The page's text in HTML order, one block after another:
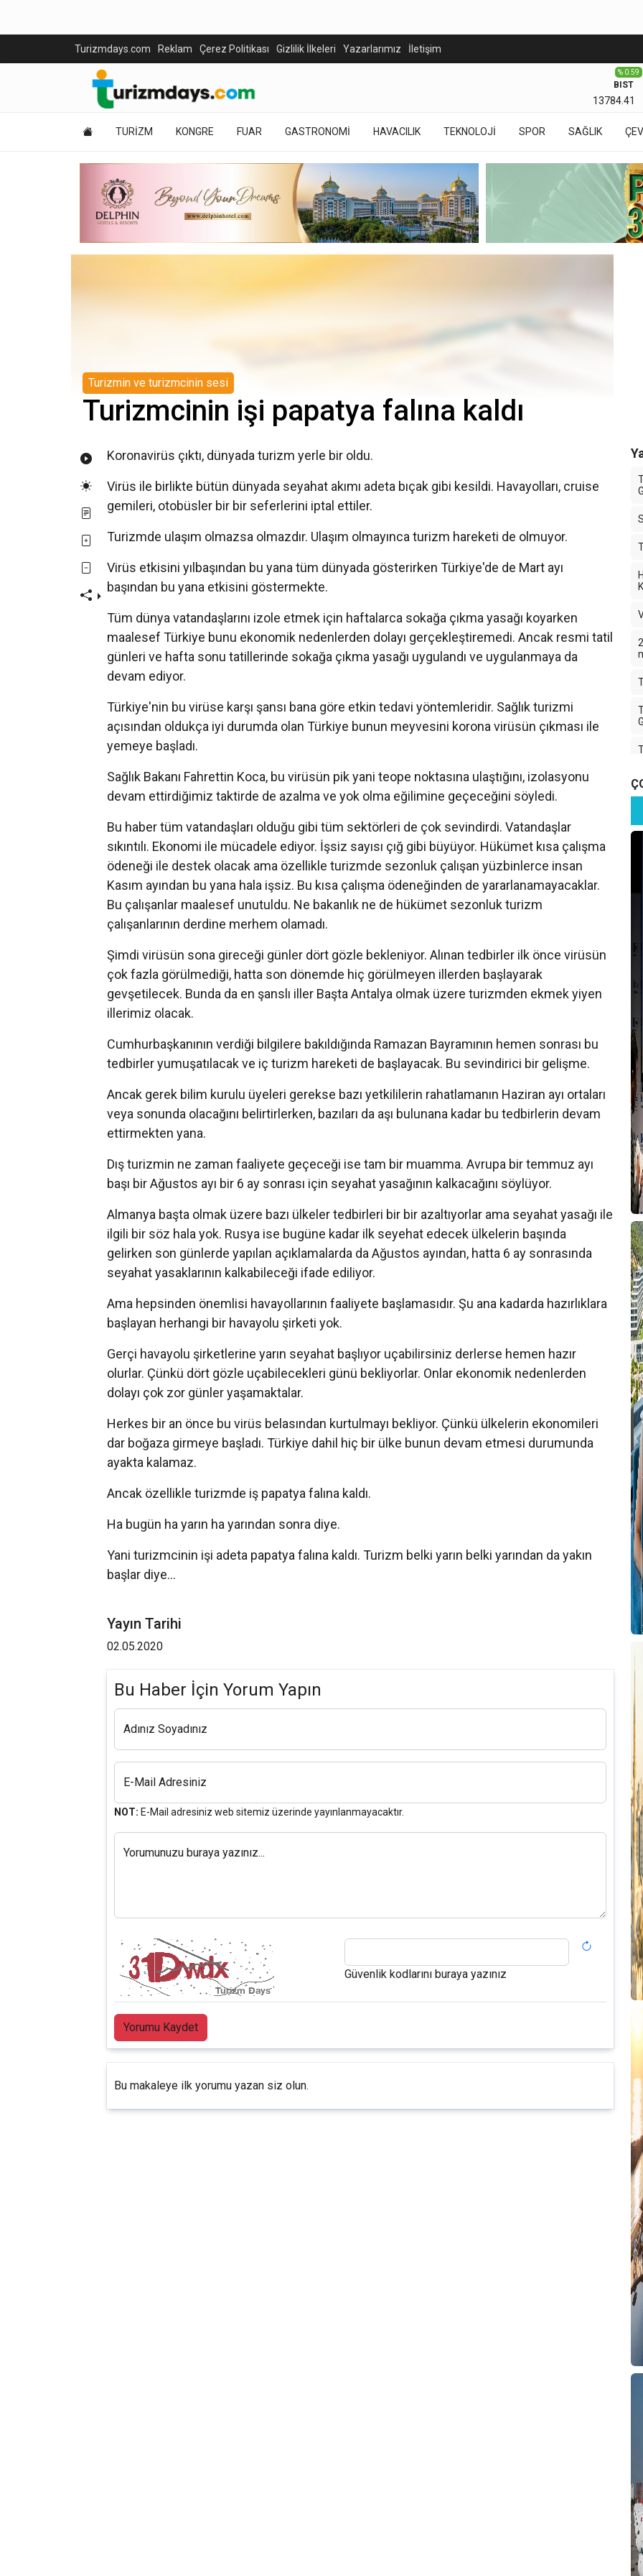
Turizmdays.com Reklam Çerez Politikası Gizlilik İlkeleri Yazarlarımız İletişim
BIST
13784.41
% 0.59
TURİZM KONGRE FUAR GASTRONOMİ HAVACILIK TEKNOLOJİ SPOR SAĞLIK
Turizmin ve turizmcinin sesi
Turizmcinin işi papatya falına kaldı
Koronavirüs çıktı, dünyada turizm yerle bir oldu.
Virüs ile birlikte bütün dünyada seyahat akımı adeta bıçak gibi kesildi. Havayolları, cruise
gemileri, otobüsler bir bir seferlerini iptal ettiler.
Turizmde ulaşım olmazsa olmazdır. Ulaşım olmayınca turizm hareketi de olmuyor.
Virüs etkisini yılbaşından bu yana tüm dünyada gösterirken Türkiye'de de Mart ayı
başından bu yana etkisini göstermekte.
Tüm dünya vatandaşlarını izole etmek için haftalarca sokağa çıkma yasağı koyarken
maalesef Türkiye bunu ekonomik nedenlerden dolayı gerçekleştiremedi. Ancak resmi tatil
günleri ve hafta sonu tatillerinde sokağa çıkma yasağı uygulandı ve uygulanmaya da
devam ediyor.
Türkiye'nin bu virüse karşı şansı bana göre etkin tedavi yöntemleridir. Sağlık turizmi
açısından oldukça iyi durumda olan Türkiye bunun meyvesini korona virüsün çıkması ile
yemeye başladı.
Sağlık Bakanı Fahrettin Koca, bu virüsün pik yani teope noktasına ulaştığını, izolasyonu
devam ettirdiğimiz taktirde de azalma ve yok olma eğilimine geçeceğini söyledi.
Bu haber tüm vatandaşları olduğu gibi tüm sektörleri de çok sevindirdi. Vatandaşlar
sıkıntılı. Ekonomi ile mücadele ediyor. İşsiz sayısı çığ gibi büyüyor. Hükümet kısa çalışma
ödeneği ile destek olacak ama özellikle turizmde sezonluk çalışan yüzbinlerce insan
Kasım ayından bu yana hala işsiz. Bu kısa çalışma ödeneğinden de yararlanamayacaklar.
Bu çalışanlar maalesef unutuldu. Ne bakanlık ne de hükümet sezonluk turizm
çalışanlarının derdine merhem olamadı.
Şimdi virüsün sona gireceği günler dört gözle bekleniyor. Alınan tedbirler ilk önce virüsün
çok fazla görülmediği, hatta son dönemde hiç görülmeyen illerden başlayarak
gevşetilecek. Bunda da en şanslı iller Başta Antalya olmak üzere turizmden ekmek yiyen
illerimiz olacak.
Cumhurbaşkanının verdiği bilgilere bakıldığında Ramazan Bayramının hemen sonrası bu
tedbirler yumuşatılacak ve iç turizm hareketi de başlayacak. Bu sevindirici bir gelişme.
Ancak gerek bilim kurulu üyeleri gerekse bazı yetkililerin rahatlamanın Haziran ayı ortaları
veya sonunda olacağını belirtirlerken, bazıları da aşı bulunana kadar bu tedbirlerin devam
ettirmekten yana.
Dış turizmin ne zaman faaliyete geçeceği ise tam bir muamma. Avrupa bir temmuz ayı
başı bir Ağustos ayı bir 6 ay sonrası için seyahat yasağının kalkacağını söylüyor.
Almanya başta olmak üzere bazı ülkeler tedbirleri bir bir azaltıyorlar ama seyahat yasağı ile
ilgili bir söz hala yok. Rusya ise bugüne kadar ilk seyehat edecek ülkelerin başında
gelirken son günlerde yapılan açıklamalarda da Ağustos ayından, hatta 6 ay sonrasında
seyahat yasaklarının kalkabileceği ifade ediliyor.
Ama hepsinden önemlisi havayollarının faaliyete başlamasıdır. Şu ana kadarda hazırlıklara
başlayan herhangi bir havayolu şirketi yok.
Gerçi havayolu şirketlerine yarın seyahat başlıyor uçabilirsiniz derlerse hemen hazır
olurlar. Çünkü dört gözle uçabilecekleri günü bekliyorlar. Onlar ekonomik nedenlerden
dolayı çok zor günler yaşamaktalar.
Herkes bir an önce bu virüs belasından kurtulmayı bekliyor. Çünkü ülkelerin ekonomileri
dar boğaza girmeye başladı. Türkiye dahil hiç bir ülke bunun devam etmesi durumunda
ayakta kalamaz.
Ancak özellikle turizmde iş papatya falına kaldı.
Ha bugün ha yarın ha yarından sonra diye.
Yani turizmcinin işi adeta papatya falına kaldı. Turizm belki yarın belki yarından da yakın
başlar diye...
Yayın Tarihi
02.05.2020
Bu Haber İçin Yorum Yapın
Adınız Soyadınız
E-Mail Adresiniz
NOT: E-Mail adresiniz web sitemiz üzerinde yayınlanmayacaktır.
Yorumunuzu buraya yazınız...
Güvenlik kodlarını buraya yazınız
Yorumu Kaydet
Bu makaleye ilk yorumu yazan siz olun.